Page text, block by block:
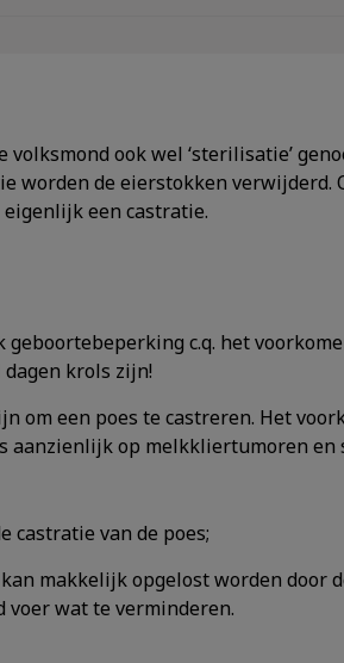
volksmond ook wel ‘sterilisatie’
worden de eierstokken verwijderd.
een castratie.
c.q. het
krols zijn!
om een poes te castreren. Het
aanzienlijk op melkkliertumoren en
castratie van de poes;
makkelijk opgelost worden door
voer wat te verminderen.